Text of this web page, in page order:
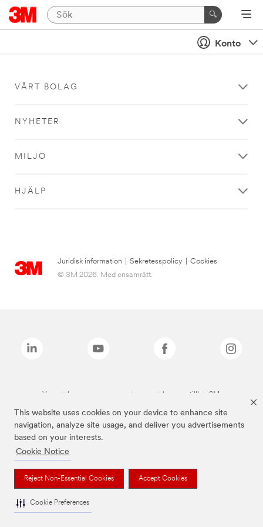
This website uses cookies on your device to enhance site
navigation, analyze site usage, and deliver you advertisements
based on your interests.
Cookie Notice
Reject Non-Essential Cookies Accept Cookies
Cookie Preferences
Konto
VÅRT BOLAG
NYHETER
MILJÖ
HJÄLP
Juridisk information Sekretesspolicy
Cookies
© 3M 2026. Med ensamrätt.
Varumärken som anges ovan är varumärken som tillhör 3M.